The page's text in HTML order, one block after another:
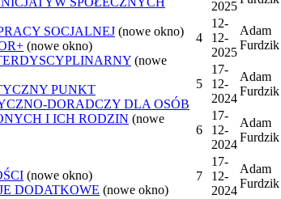
SOCJALNEJ (nowe okno)
(nowe okno)
(nowe
PUNKT
DORADCZY DLA OSÓB
I ICH RODZIN (nowe
(nowe okno)
DODATKOWE (nowe okno)
2025
4
12-
12-
2025
Adam
Furdzik
5
17-
12-
2024
Adam
Furdzik
6
17-
12-
2024
Adam
Furdzik
7
17-
12-
2024
Adam
Furdzik